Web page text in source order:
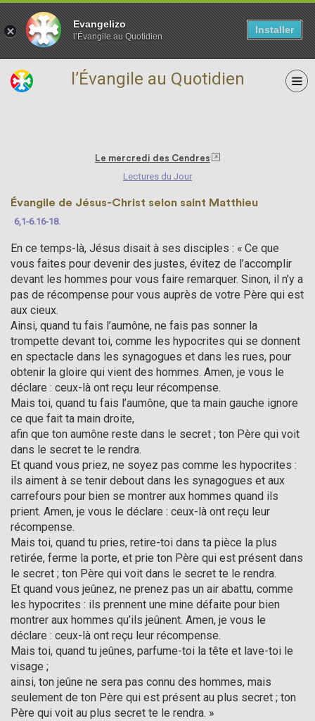
Evangelizo
l’Évangile au Quotidien
Installer
l’Évangile au Quotidien 14 février
Le mercredi des Cendres
Lectures du Jour
Évangile de Jésus-Christ selon saint Matthieu
6,1-6.16-18.
En ce temps-là, Jésus disait à ses disciples : « Ce que
vous faites pour devenir des justes, évitez de l’accomplir
devant les hommes pour vous faire remarquer. Sinon, il n’y a
pas de récompense pour vous auprès de votre Père qui est
aux cieux.
Ainsi, quand tu fais l’aumône, ne fais pas sonner la
trompette devant toi, comme les hypocrites qui se donnent
en spectacle dans les synagogues et dans les rues, pour
obtenir la gloire qui vient des hommes. Amen, je vous le
déclare : ceux-là ont reçu leur récompense.
Mais toi, quand tu fais l’aumône, que ta main gauche ignore
ce que fait ta main droite,
afin que ton aumône reste dans le secret ; ton Père qui voit
dans le secret te le rendra.
Et quand vous priez, ne soyez pas comme les hypocrites :
ils aiment à se tenir debout dans les synagogues et aux
carrefours pour bien se montrer aux hommes quand ils
prient. Amen, je vous le déclare : ceux-là ont reçu leur
récompense.
Mais toi, quand tu pries, retire-toi dans ta pièce la plus
retirée, ferme la porte, et prie ton Père qui est présent dans
le secret ; ton Père qui voit dans le secret te le rendra.
Et quand vous jeûnez, ne prenez pas un air abattu, comme
les hypocrites : ils prennent une mine défaite pour bien
montrer aux hommes qu’ils jeûnent. Amen, je vous le
déclare : ceux-là ont reçu leur récompense.
Mais toi, quand tu jeûnes, parfume-toi la tête et lave-toi le
visage ;
ainsi, ton jeûne ne sera pas connu des hommes, mais
seulement de ton Père qui est présent au plus secret ; ton
Père qui voit au plus secret te le rendra. »